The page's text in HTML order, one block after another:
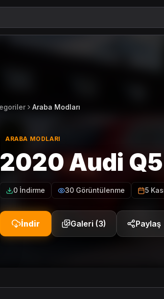
Araba Modları
ARABA MODLARI
2020 Audi
0 İndirme 30 Görüntülenme 5
İndir Galeri (3) Paylaş